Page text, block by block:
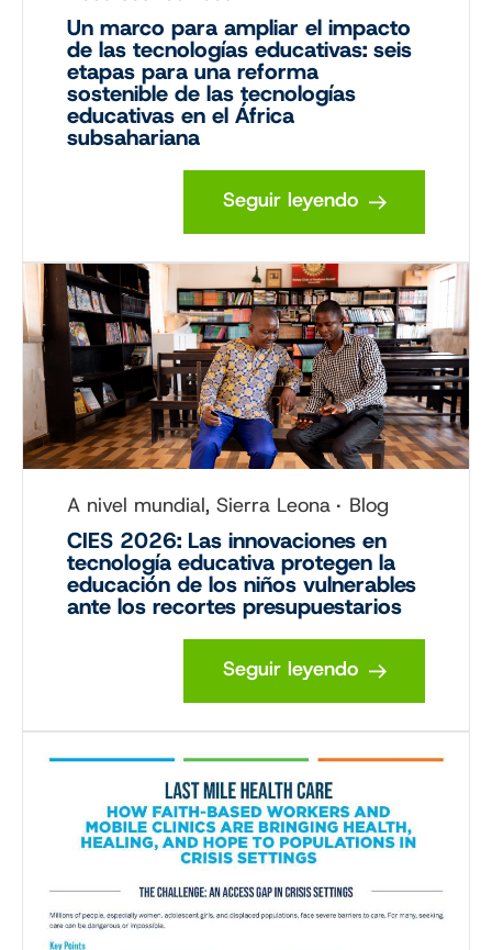
Un marco para ampliar el impacto
de las tecnologías educativas: seis
etapas para una reforma
sostenible de las tecnologías
educativas en el África
subsahariana
Seguir leyendo
A nivel mundial, Sierra Leona Blog
CIES 2026: Las innovaciones en
tecnología educativa protegen la
educación de los niños vulnerables
ante los recortes presupuestarios
Seguir leyendo